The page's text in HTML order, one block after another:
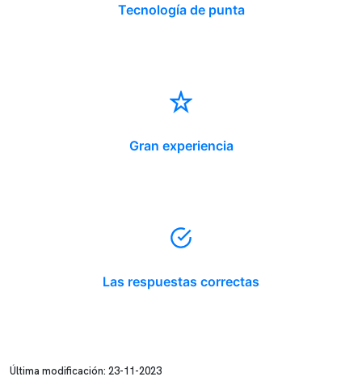
Tecnología de punta
Gran experiencia
Las respuestas correctas
Última modificación: 23-11-2023